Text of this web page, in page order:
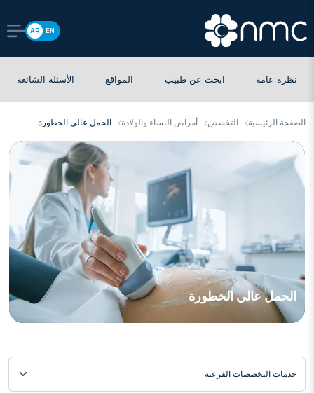
EN
AR
نظرة عامة ابحث عن طبيب المواقع الأسئلة الشائعة
الصفحة الرئيسية التخصص أمراض النساء والولادة الحمل عالي الخطورة
الحمل عالي الخطورة